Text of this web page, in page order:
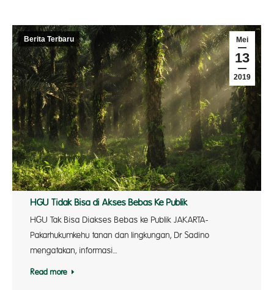
Mei
13
2019
Berita Terbaru
HGU Tidak Bisa di Akses Bebas Ke Publik
HGU Tak Bisa Diakses Bebas ke Publik JAKARTA-
Pakarhukumkehu tanan dan lingkungan, Dr Sadino
mengatakan, informasi…
Read more